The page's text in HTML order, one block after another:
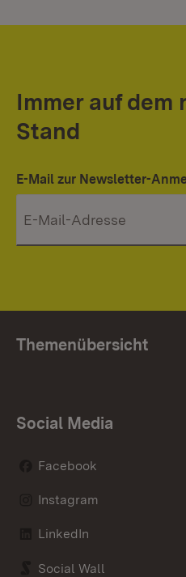
Immer auf dem
Stand
E-Mail zur Newsletter-
Themenübersicht
Social Media
Facebook
Instagram
LinkedIn
Social Wall